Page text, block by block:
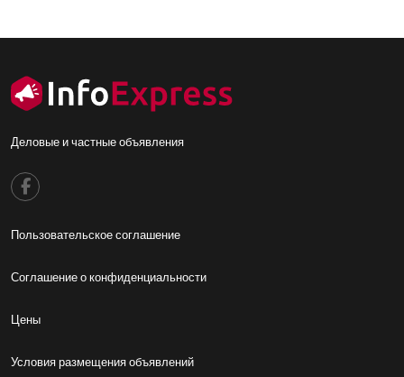
Деловые и частные объявления
Footer menu
Пользовательское соглашение
Footer2
Соглашение о конфиденциальности
Footer3
Цены
Footer4
Условия размещения объявлений